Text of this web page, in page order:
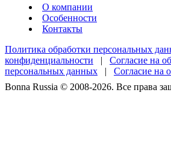
О компании
Особенности
Контакты
Политика обработки персональных
конфиденциальности | Согласие на
персональных данных | Согласие на
Bonna Russia © 2008-2026. Все права